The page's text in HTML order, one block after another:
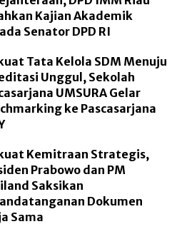
Kajian Akademik
Senator DPD RI
Tata Kelola SDM Menuju
Unggul, Sekolah
UMSURA Gelar
ke Pascasarjana
Kemitraan Strategis,
Prabowo dan PM
Saksikan
Dokumen
Sama